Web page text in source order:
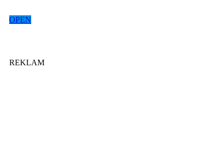
OPEN
REKLAM